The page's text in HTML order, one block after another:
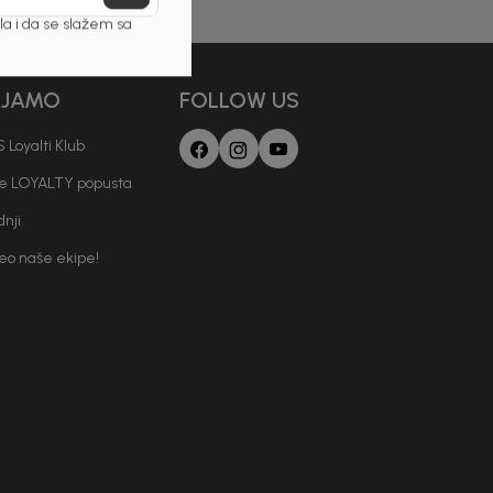
Loyalti Klub
LOYALTY popusta
naše ekipe!
FOLLOW US
i da se slažem sa